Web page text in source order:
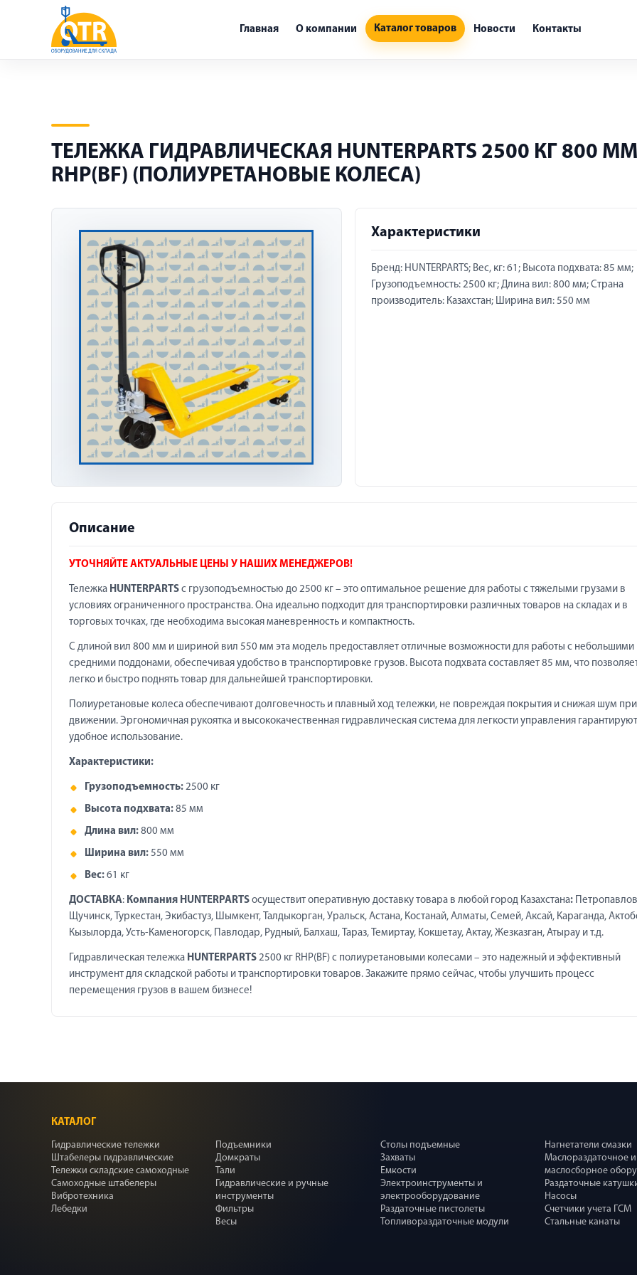
Главная О компании Каталог товаров Новости Контакты
ТЕЛЕЖКА ГИДРАВЛИЧЕСКАЯ HUNTERPARTS 2500 КГ 800 ММ
RHP(BF) (ПОЛИУРЕТАНОВЫЕ КОЛЕСА)
Характеристики
Бренд: HUNTERPARTS; Вес, кг: 61; Высота подхвата: 85 мм;
Грузоподъемность: 2500 кг; Длина вил: 800 мм; Страна
производитель: Казахстан; Ширина вил: 550 мм
Описание
УТОЧНЯЙТЕ АКТУАЛЬНЫЕ ЦЕНЫ У НАШИХ МЕНЕДЖЕРОВ!
Тележка HUNTERPARTS с грузоподъемностью до 2500 кг – это оптимальное решение для работы с тяжелыми грузами в
условиях ограниченного пространства. Она идеально подходит для транспортировки различных товаров на складах и в
торговых точках, где необходима высокая маневренность и компактность.
С длиной вил 800 мм и шириной вил 550 мм эта модель предоставляет отличные возможности для работы с небольшими
средними поддонами, обеспечивая удобство в транспортировке грузов. Высота подхвата составляет 85 мм, что
легко и быстро поднять товар для дальнейшей транспортировки.
Полиуретановые колеса обеспечивают долговечность и плавный ход тележки, не повреждая покрытия и снижая шум при
движении. Эргономичная рукоятка и высококачественная гидравлическая система для легкости управления гарантируют
удобное использование.
Характеристики:
Грузоподъемность: 2500 кг
Высота подхвата: 85 мм
Длина вил: 800 мм
Ширина вил: 550 мм
Вес: 61 кг
ДОСТАВКА: Компания HUNTERPARTS осуществит оперативную доставку товара в любой город Казахстана:
Щучинск, Туркестан, Экибастуз, Шымкент, Талдыкорган, Уральск, Астана, Костанай, Алматы, Семей, Аксай, Караганда,
Кызылорда, Усть-Каменогорск, Павлодар, Рудный, Балхаш, Тараз, Темиртау, Кокшетау, Актау, Жезказган, Атырау и т.д.
Гидравлическая тележка HUNTERPARTS 2500 кг RHP(BF) с полиуретановыми колесами – это надежный и эффективный
инструмент для складской работы и транспортировки товаров. Закажите прямо сейчас, чтобы улучшить процесс
перемещения грузов в вашем бизнесе!
КАТАЛОГ
Гидравлические тележки
Штабелеры гидравлические
Тележки складские самоходные
Самоходные штабелеры
Вибротехника
Лебедки
Подъемники
Домкраты
Тали
Гидравлические и ручные
инструменты
Фильтры
Весы
Столы подъемные
Захваты
Емкости
Электроинструменты и
электрооборудование
Раздаточные пистолеты
Топливораздаточные модули
Нагнетатели смазки
Маслораздаточное и
маслосборное
Раздаточные
Насосы
Счетчики учета ГСМ
Стальные канаты